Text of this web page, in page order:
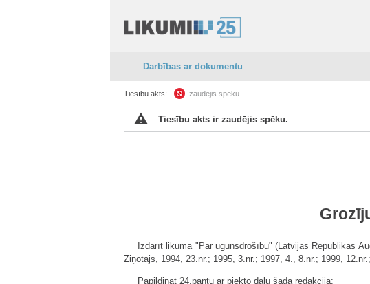
Darbības ar dokumentu
Tiesību akts: zaudējis spēku
Tiesību akts ir zaudējis spēku.
Izdarīt likumā "Par ugunsdrošību" (Latvijas Republikas
Ziņotājs, 1994, 23.nr.; 1995, 3.nr.; 1997, 4., 8.nr.; 1999,
Papildināt 24.pantu ar piekto daļu šādā redakcijā: